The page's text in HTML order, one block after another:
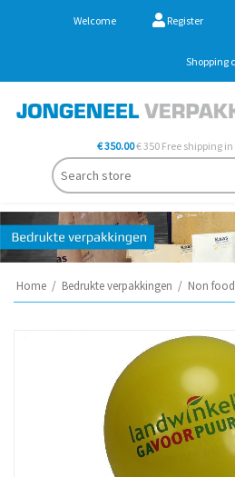
Welcome Register
Shopping
€ 350.00€ 350 Free shipping
Home / Bedrukte verpakkingen / Non food